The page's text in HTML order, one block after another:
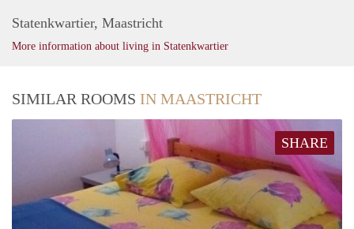
Statenkwartier, Maastricht
More information about living in Statenkwartier
SIMILAR ROOMS IN MAASTRICHT
SHARE